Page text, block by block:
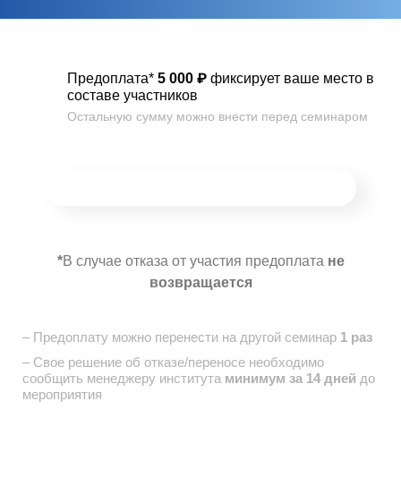
Предоплата* 5 000 ₽ фиксирует ваше место в
составе участников
Остальную сумму можно внести перед семинаром
*В случае отказа от участия предоплата не
возвращается
– Предоплату можно перенести на другой семинар 1 раз
– Свое решение об отказе/переносе необходимо
сообщить менеджеру института минимум за 14 дней до
мероприятия